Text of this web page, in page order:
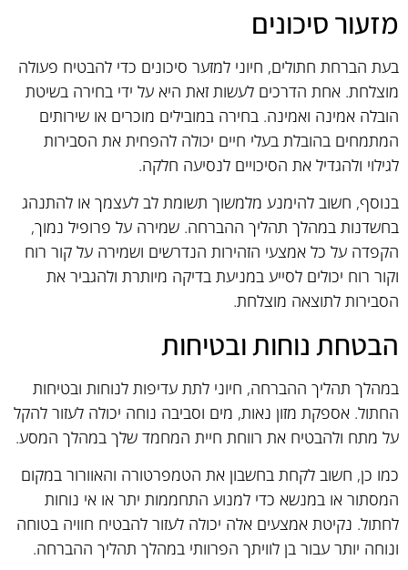
מזעור סיכונים
בעת הברחת חתולים, חיוני למזער סיכונים כדי להבטיח פעולה
מוצלחת. אחת הדרכים לעשות זאת היא על ידי בחירה בשיטת
הובלה אמינה ואמינה. בחירה במובילים מוכרים או שירותים
המתמחים בהובלת בעלי חיים יכולה להפחית את הסבירות
לגילוי ולהגדיל את הסיכויים לנסיעה חלקה.
בנוסף, חשוב להימנע מלמשוך תשומת לב לעצמך או להתנהג
בחשדנות במהלך תהליך ההברחה. שמירה על פרופיל נמוך,
הקפדה על כל אמצעי הזהירות הנדרשים ושמירה על קור רוח
וקור רוח יכולים לסייע במניעת בדיקה מיותרת ולהגביר את
הסבירות לתוצאה מוצלחת.
הבטחת נוחות ובטיחות
במהלך תהליך ההברחה, חיוני לתת עדיפות לנוחות ובטיחות
החתול. אספקת מזון נאות, מים וסביבה נוחה יכולה לעזור להקל
על מתח ולהבטיח את רווחת חיית המחמד שלך במהלך המסע.
כמו כן, חשוב לקחת בחשבון את הטמפרטורה והאוורור במקום
המסתור או במנשא כדי למנוע התחממות יתר או אי נוחות
לחתול. נקיטת אמצעים אלה יכולה לעזור להבטיח חוויה בטוחה
ונוחה יותר עבור בן לוויתך הפרוותי במהלך תהליך ההברחה.